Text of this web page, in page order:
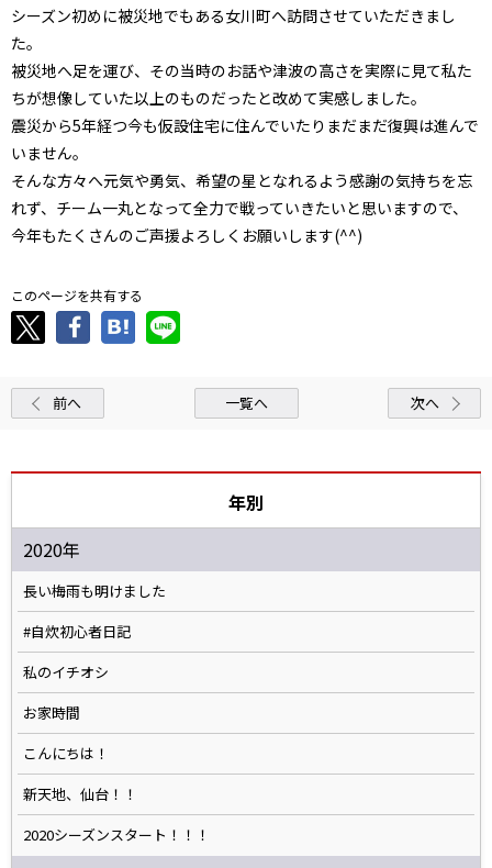
シーズン初めに被災地でもある女川町へ訪問させていただきまし
た。
被災地へ足を運び、その当時のお話や津波の高さを実際に見て私た
ちが想像していた以上のものだったと改めて実感しました。
震災から5年経つ今も仮設住宅に住んでいたりまだまだ復興は進んで
いません。
そんな方々へ元気や勇気、希望の星となれるよう感謝の気持ちを忘
れず、チーム一丸となって全力で戦っていきたいと思いますので、
今年もたくさんのご声援よろしくお願いします(^^)
このページを共有する
前へ 一覧へ 次へ
年別
2020年
長い梅雨も明けました
#自炊初心者日記
私のイチオシ
お家時間
こんにちは！
新天地、仙台！！
2020シーズンスタート！！！